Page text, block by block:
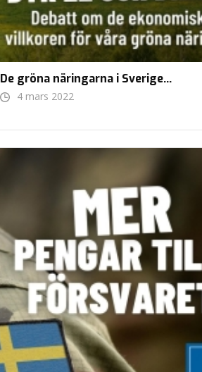
De gröna näringarna i Sverige…
4 mars 2022